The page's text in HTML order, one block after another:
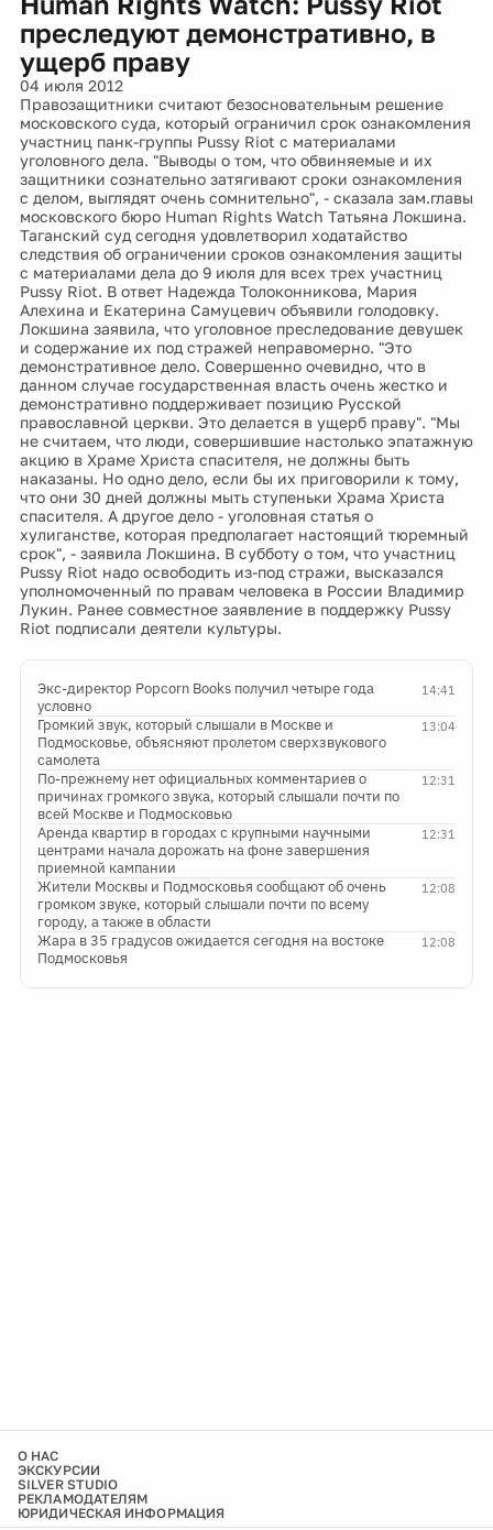
преследуют демонстративно, в
ущерб праву
04 июля 2012
Правозащитники считают безосновательным решение
московского суда, который ограничил срок ознакомления
участниц панк-группы Pussy Riot с материалами
уголовного дела. "Выводы о том, что обвиняемые и их
защитники сознательно затягивают сроки ознакомления
с делом, выглядят очень сомнительно", - сказала зам.главы
московского бюро Human Rights Watch Татьяна Локшина.
Таганский суд сегодня удовлетворил ходатайство
следствия об ограничении сроков ознакомления защиты
с материалами дела до 9 июля для всех трех участниц
Pussy Riot. В ответ Надежда Толоконникова, Мария
Алехина и Екатерина Самуцевич объявили голодовку.
Локшина заявила, что уголовное преследование девушек
и содержание их под стражей неправомерно. "Это
демонстративное дело. Совершенно очевидно, что в
данном случае государственная власть очень жестко и
демонстративно поддерживает позицию Русской
православной церкви. Это делается в ущерб праву". "Мы
не считаем, что люди, совершившие настолько эпатажную
акцию в Храме Христа спасителя, не должны быть
наказаны. Но одно дело, если бы их приговорили к тому,
что они 30 дней должны мыть ступеньки Храма Христа
спасителя. А другое дело - уголовная статья о
хулиганстве, которая предполагает настоящий тюремный
срок", - заявила Локшина. В субботу о том, что участниц
Pussy Riot надо освободить из-под стражи, высказался
уполномоченный по правам человека в России Владимир
Лукин. Ранее совместное заявление в поддержку Pussy
Riot подписали деятели культуры.
14:41
Экс-директор Popcorn Books получил четыре года
условно
13:04
Громкий звук, который слышали в Москве и
Подмосковье, объясняют пролетом сверхзвукового
самолета
12:31
По-прежнему нет официальных комментариев о
причинах громкого звука, который слышали почти по
всей Москве и Подмосковью
12:31
Аренда квартир в городах с крупными научными
центрами начала дорожать на фоне завершения
приемной кампании
12:08
Жители Москвы и Подмосковья сообщают об очень
громком звуке, который слышали почти по всему
городу, а также в области
12:08
Жара в 35 градусов ожидается сегодня на востоке
Подмосковья
О НАС
ЭКСКУРСИИ
SILVER STUDIO
РЕКЛАМОДАТЕЛЯМ
ЮРИДИЧЕСКАЯ ИНФОРМАЦИЯ